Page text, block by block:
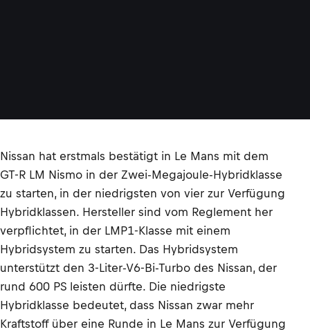
Nissan hat erstmals bestätigt in Le Mans mit dem
GT-R LM Nismo in der Zwei-Megajoule-Hybridklasse
zu starten, in der niedrigsten von vier zur Verfügung
Hybridklassen. Hersteller sind vom Reglement her
verpflichtet, in der LMP1-Klasse mit einem
Hybridsystem zu starten. Das Hybridsystem
unterstützt den 3-Liter-V6-Bi-Turbo des Nissan, der
rund 600 PS leisten dürfte. Die niedrigste
Hybridklasse bedeutet, dass Nissan zwar mehr
Kraftstoff über eine Runde in Le Mans zur Verfügung